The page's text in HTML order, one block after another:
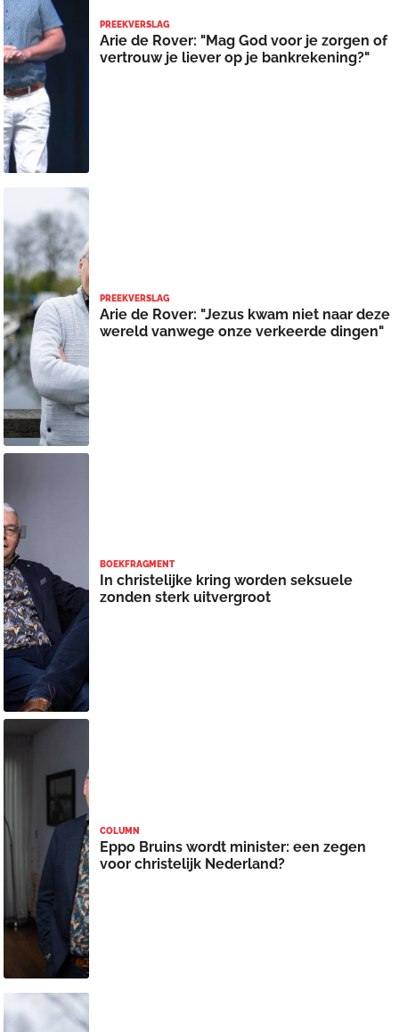
PREEKVERSLAG
Arie de Rover: "Mag God voor je zorgen of
vertrouw je liever op je bankrekening?"
PREEKVERSLAG
Arie de Rover: "Jezus kwam niet naar deze
wereld vanwege onze verkeerde dingen"
BOEKFRAGMENT
In christelijke kring worden seksuele
zonden sterk uitvergroot
COLUMN
Eppo Bruins wordt minister: een zegen
voor christelijk Nederland?